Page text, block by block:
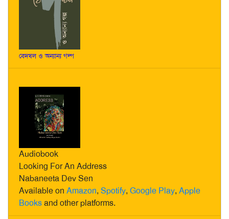
বেদখল ও অন্যান্য গল্প
Audiobook
Looking For An Address
Nabaneeta Dev Sen
Available on Amazon, Spotify, Google Play, Apple
Booksand other platforms.